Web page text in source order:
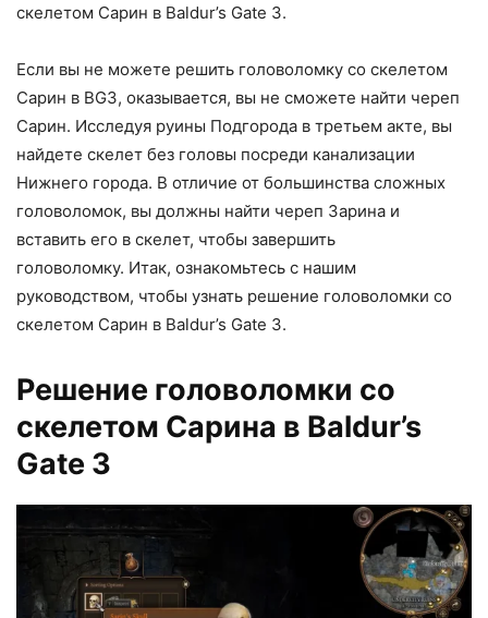
скелетом Сарин в Baldur’s Gate 3.
Если вы не можете решить головоломку со скелетом
Сарин в BG3, оказывается, вы не сможете найти череп
Сарин. Исследуя руины Подгорода в третьем акте, вы
найдете скелет без головы посреди канализации
Нижнего города. В отличие от большинства сложных
головоломок, вы должны найти череп Зарина и
вставить его в скелет, чтобы завершить
головоломку. Итак, ознакомьтесь с нашим
руководством, чтобы узнать решение головоломки со
скелетом Сарин в Baldur’s Gate 3.
Решение головоломки со
скелетом Сарина в Baldur’s
Gate 3